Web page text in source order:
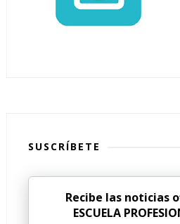
SUSCRÍBETE
Recibe las noticias
ESCUELA